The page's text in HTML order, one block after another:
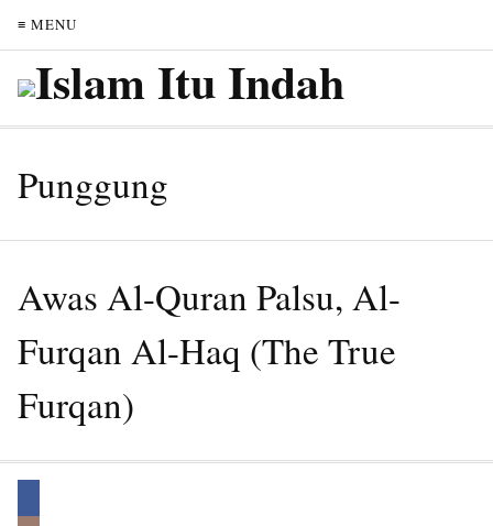
≡ MENU
Punggung
Awas Al-Quran Palsu, Al-
Furqan Al-Haq (The True
Furqan)